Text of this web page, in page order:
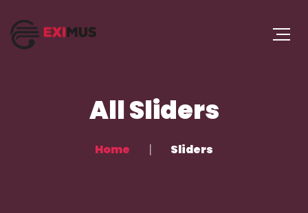
All Sliders
Home Sliders